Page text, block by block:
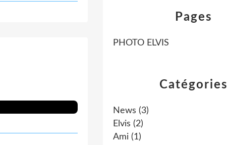
Catégories
News (3)
Elvis (2)
Ami (1)
Pages
PHOTO ELVIS